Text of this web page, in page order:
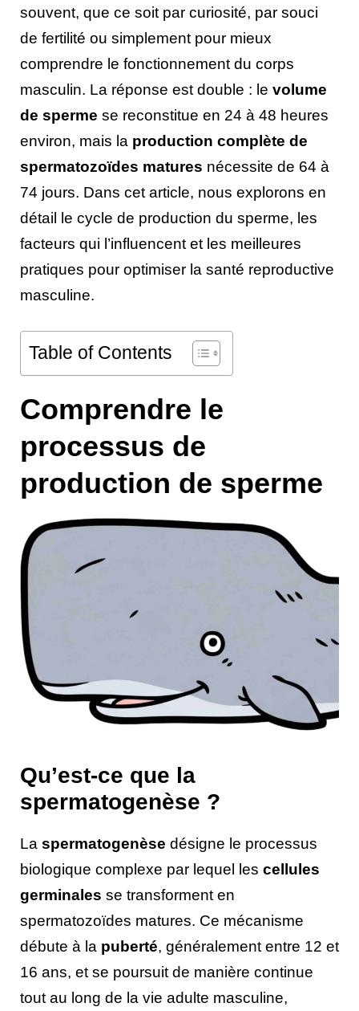
souvent, que ce soit par curiosité, par souci
de fertilité ou simplement pour mieux
comprendre le fonctionnement du corps
masculin. La réponse est double : le volume
de sperme se reconstitue en 24 à 48 heures
environ, mais la production complète de
spermatozoïdes matures nécessite de 64 à
74 jours. Dans cet article, nous explorons en
détail le cycle de production du sperme, les
facteurs qui l’influencent et les meilleures
pratiques pour optimiser la santé reproductive
masculine.
Table of Contents
Comprendre le
processus de
production de sperme
Qu’est-ce que la
spermatogenèse ?
La spermatogenèse désigne le processus
biologique complexe par lequel les cellules
germinales se transforment en
spermatozoïdes matures. Ce mécanisme
débute à la puberté, généralement entre 12 et
16 ans, et se poursuit de manière continue
tout au long de la vie adulte masculine,